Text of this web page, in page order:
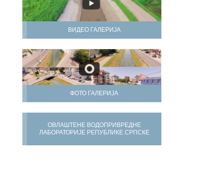
ВИДЕО ГАЛЕРИЈА
ФОТО ГАЛЕРИЈА
ОВЛАШТЕНЕ ВОДОПРИВРЕДНЕ
ЛАБОРАТОРИЈЕ РЕПУБЛИКЕ СРПСКЕ